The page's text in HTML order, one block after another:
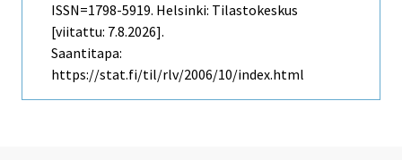
ISSN=1798-5919. Helsinki: Tilastokeskus
[viitattu: 7.8.2026].
Saantitapa:
https://stat.fi/til/rlv/2006/10/index.html